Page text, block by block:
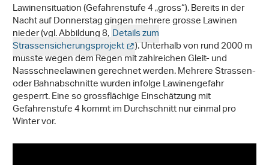
Lawinensituation (Gefahrenstufe 4 „gross“). Bereits in der
Nacht auf Donnerstag gingen mehrere grosse Lawinen
nieder (vgl. Abbildung 8,Details zum
Strassensicherungsprojekt ). Unterhalb von rund 2000 m
musste wegen dem Regen mit zahlreichen Gleit- und
Nassschneelawinen gerechnet werden. Mehrere Strassen-
oder Bahnabschnitte wurden infolge Lawinengefahr
gesperrt. Eine so grossflächige Einschätzung mit
Gefahrenstufe 4 kommt im Durchschnitt nur einmal pro
Winter vor.